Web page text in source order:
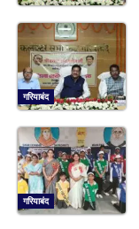
गरियाबंद
गरियाबंद